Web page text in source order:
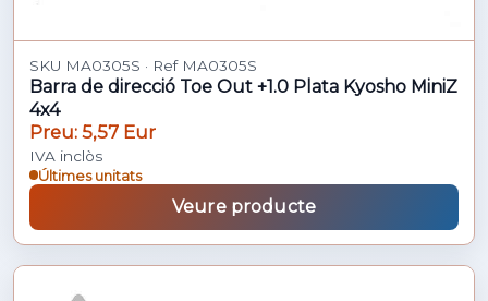
SKU MA0305S · Ref MA0305S
Barra de direcció Toe Out +1.0 Plata Kyosho MiniZ
4x4
Preu: 5,57 Eur
IVA inclòs
Últimes unitats
Veure producte